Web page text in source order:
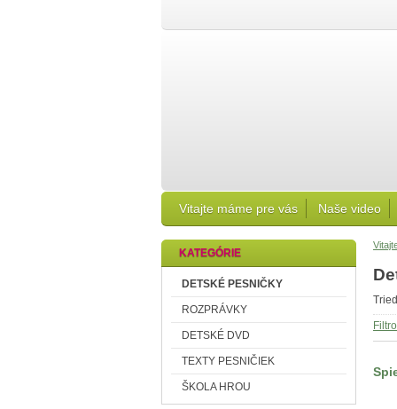
Vitajte máme pre vás Naše video
KATEGÓRIE
DETSKÉ PESNIČKY
ROZPRÁVKY
DETSKÉ DVD
TEXTY PESNIČIEK
ŠKOLA HROU